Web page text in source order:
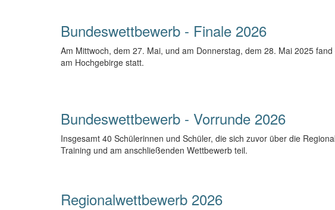
Bundeswettbewerb - Finale 2026
Am Mittwoch, dem 27. Mai, und am Donnerstag, dem 28. Mai 2025
am Hochgebirge statt.
Bundeswettbewerb - Vorrunde 2026
Insgesamt 40 Schülerinnen und Schüler, die sich zuvor über die
Training und am anschließenden Wettbewerb teil.
Regionalwettbewerb 2026